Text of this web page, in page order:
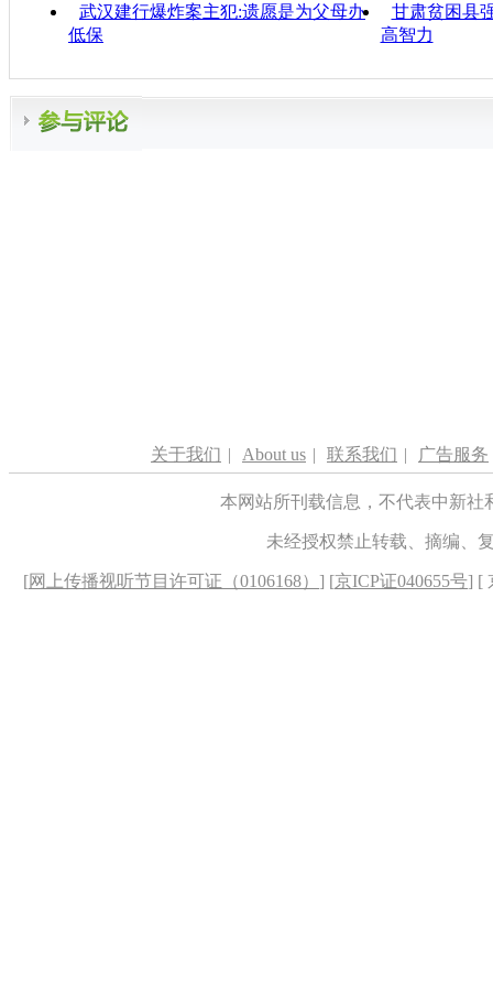
武汉建行爆炸案主犯:遗愿是为父母办
低保
甘肃贫困县
高智力
关于我们 | About us | 联系我们 | 广告服务
本网站所刊载信息，不代表中新
未经授权禁止转载、摘编、
[网上传播视听节目许可证（0106168） ] [京ICP证040655号] [